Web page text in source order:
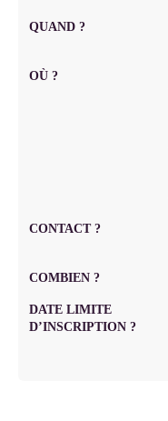
QUAND ?
OÙ ?
CONTACT ?
COMBIEN ?
DATE LIMITE
D’INSCRIPTION ?